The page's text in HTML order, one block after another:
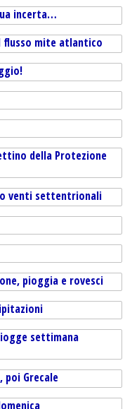
incerta…
flusso mite atlantico
della Protezione
venti settentrionali
pioggia e rovesci
settimana
Grecale